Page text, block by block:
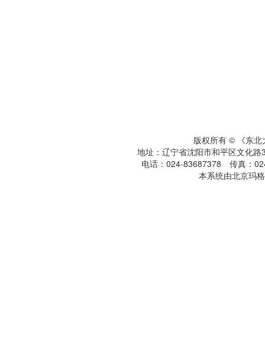
版权所有 © 《东北
地址：辽宁省沈阳市和平区文化
电话：024-83687378 传真：
本系统由北京玛